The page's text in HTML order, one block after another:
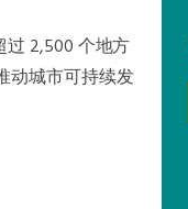
2,500 个地方
动城市可持续发